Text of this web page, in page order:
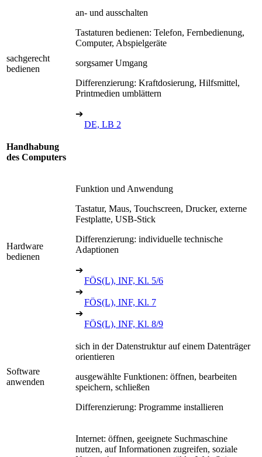
sachgerecht
bedienen
an- und ausschalten
Tastaturen bedienen: Telefon, Fernbedienung,
Computer, Abspielgeräte
sorgsamer Umgang
Differenzierung: Kraftdosierung, Hilfsmittel,
Printmedien umblättern
➔
DE, LB 2
Handhabung
des Computers
Hardware
bedienen
Funktion und Anwendung
Tastatur, Maus, Touchscreen, Drucker, externe
Festplatte, USB-Stick
Differenzierung: individuelle technische
Adaptionen
➔
FÖS(L), INF, Kl. 5/6
➔
FÖS(L), INF, Kl. 7
➔
FÖS(L), INF, Kl. 8/9
Software
anwenden
sich in der Datenstruktur auf einem Datenträger
orientieren
ausgewählte Funktionen: öffnen, bearbeiten
speichern, schließen
Differenzierung: Programme installieren
Internet: öffnen, geeignete Suchmaschine
nutzen, auf Informationen zugreifen, soziale